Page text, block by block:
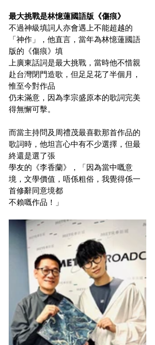
最大挑戰是林憶蓮國語版《傷痕》
不過神級填詞人亦會遇上不能超越的
「神作」，他直言，當年為林憶蓮國語
版的《傷痕》填
上廣東話詞是最大挑戰，當時他不惜親
赴台灣閉門造歌，但足足花了半個月，
惟至今對作品
仍未滿意，因為李宗盛原本的歌詞完美
得無懈可擊。
而當主持問及周禮茂最喜歡那首作品的
歌詞時，他坦言心中有不少選擇，但最
終還是選了張
學友的《李香蘭》，「因為當中嘅意
境，文學價值，唔係粗俗，我覺得係一
首修辭同意境都
不賴嘅作品！」